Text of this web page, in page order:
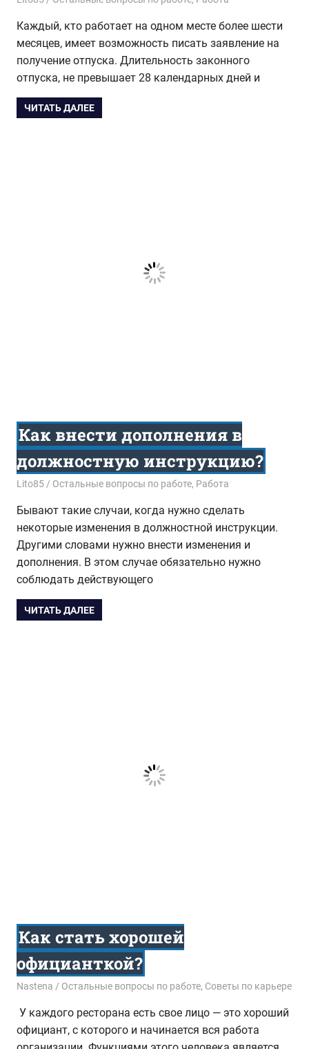
Каждый, кто работает на одном месте более шести
месяцев, имеет возможность писать заявление на
получение отпуска. Длительность законного
отпуска, не превышает 28 календарных дней и
ЧИТАТЬ ДАЛЕЕ
Как внести дополнения в
должностную инструкцию?
22.07.2017
Lito85 Остальные вопросы по работе, Работа
Бывают такие случаи, когда нужно сделать
некоторые изменения в должностной инструкции.
Другими словами нужно внести изменения и
дополнения. В этом случае обязательно нужно
соблюдать действующего
ЧИТАТЬ ДАЛЕЕ
Как стать хорошей
официанткой?
11.10.2015
Nastena Остальные вопросы по работе, Советы по карьере
У каждого ресторана есть свое лицо — это хороший
официант, с которого и начинается вся работа